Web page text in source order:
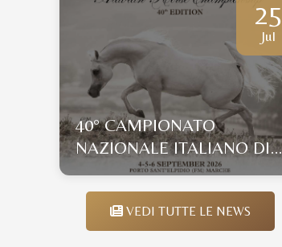
GALLURA SI IMPONE CON
UN DISTACCO... DA
COCCOLE
25
Jul
40° CAMPIONATO
NAZIONALE ITALIANO DI
MORFOLOGIA
VEDI TUTTE LE NEWS